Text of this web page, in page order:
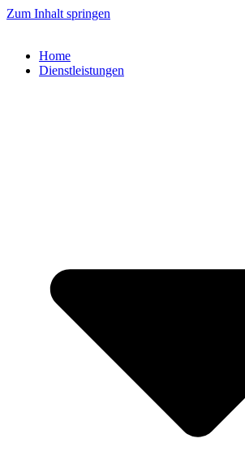
Zum Inhalt springen
Home
Dienstleistungen